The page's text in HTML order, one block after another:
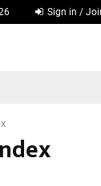
Sign in /